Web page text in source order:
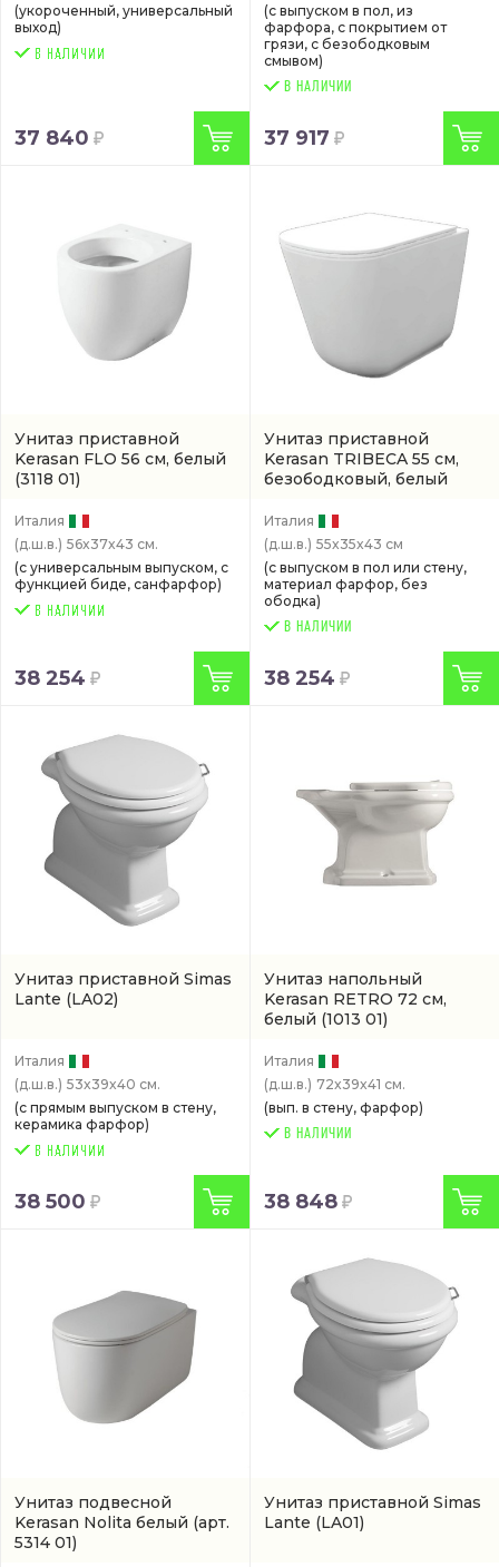
(укороченный, универсальный
выход)
37 840
(с выпуском в пол, из
фарфора, с покрытием от
грязи, с безободковым
смывом)
В НАЛИЧИИ
37 917
Унитаз приставной
Kerasan FLO 56 см, белый
(3118 01)
Италия
(д.ш.в.) 56x37x43 см.
(с универсальным выпуском, с
функцией биде, санфарфор)
38 254
Унитаз приставной
Kerasan TRIBECA 55 см,
безободковый, белый
Италия
(д.ш.в.) 55x35x43 см
(с выпуском в пол или стену,
материал фарфор, без
ободка)
В НАЛИЧИИ
38 254
Унитаз приставной Simas
Lante (LA02)
Италия
(д.ш.в.) 53x39x40 см.
(с прямым выпуском в стену,
керамика фарфор)
38 500
Унитаз напольный
Kerasan RETRO 72 см,
белый (1013 01)
Италия
(д.ш.в.) 72x39x41 см.
(вып. в стену, фарфор)
В НАЛИЧИИ
38 848
Унитаз подвесной
Kerasan Nolita белый (арт.
5314 01)
Унитаз приставной Simas
Lante (LA01)